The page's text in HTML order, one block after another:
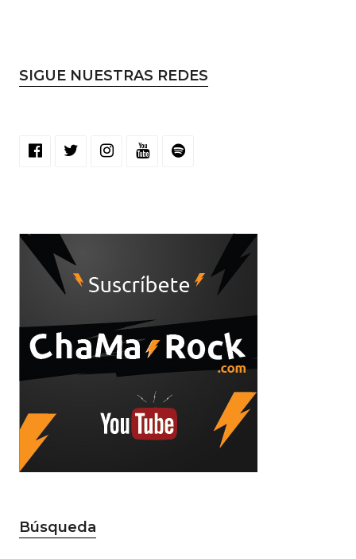
SIGUE NUESTRAS REDES
Búsqueda